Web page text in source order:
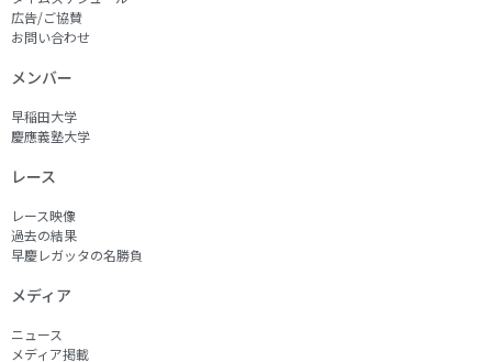
広告/ご協賛
お問い合わせ
メンバー
早稲田大学
慶應義塾大学
レース
レース映像
過去の結果
早慶レガッタの名勝負
メディア
ニュース
メディア掲載